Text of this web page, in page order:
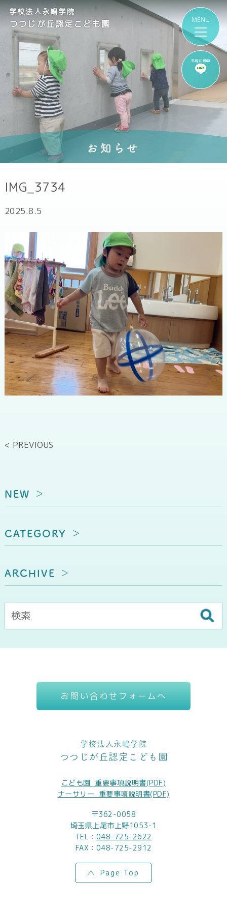
気軽に質問
学校法人永嶋学院
つつじが丘認定こども園
お知らせ
IMG_3734
2025.8.5
< PREVIOUS
NEW
CATEGORY
ARCHIVE
お問い合わせフォームへ
学校法人永嶋学院
つつじが丘認定こども園
こども園_重要事項説明書(PDF)
ナーサリー_重要事項説明書(PDF)
〒362-0058
埼玉県上尾市上野1053-1
TEL： 048-725-2622
FAX：048-725-2912
Page Top